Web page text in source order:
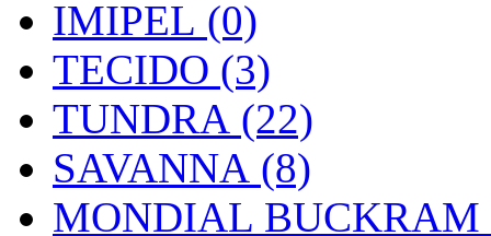
IMIPEL (0)
TECIDO (3)
TUNDRA (22)
SAVANNA (8)
MONDIAL BUCKRAM